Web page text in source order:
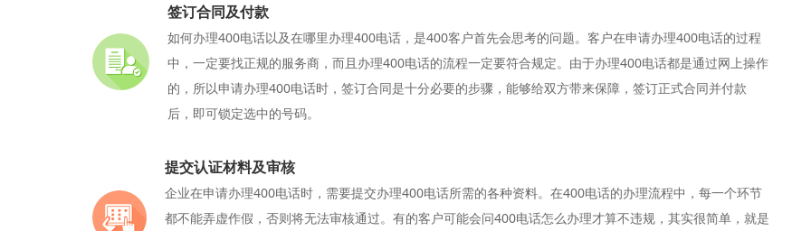
签订合同及付款
如何办理400电话以及在哪里办理400电话，是400客户首先会思考的问题。客户在申请办理400电话的过程
中，一定要找正规的服务商，而且办理400电话的流程一定要符合规定。由于办理400电话都是通过网上操作
的，所以申请办理400电话时，签订合同是十分必要的步骤，能够给双方带来保障，签订正式合同并付款
后，即可锁定选中的号码。
提交认证材料及审核
企业在申请办理400电话时，需要提交办理400电话所需的各种资料。在400电话的办理流程中，每一个环节
都不能弄虚作假，否则将无法审核通过。有的客户可能会问400电话怎么办理才算不违规，其实很简单，就是